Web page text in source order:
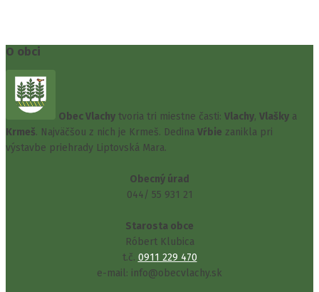
O obci
Obec Vlachy tvoria tri miestne časti: Vlachy, Vlašky a
Krmeš. Najväčšou z nich je Krmeš. Dedina Vŕbie zanikla pri
výstavbe priehrady Liptovská Mara.
Obecný úrad
044/ 55 931 21
Starosta obce
Róbert Klubica
t.č. 0911 229 470
e-mail: info@obecvlachy.sk